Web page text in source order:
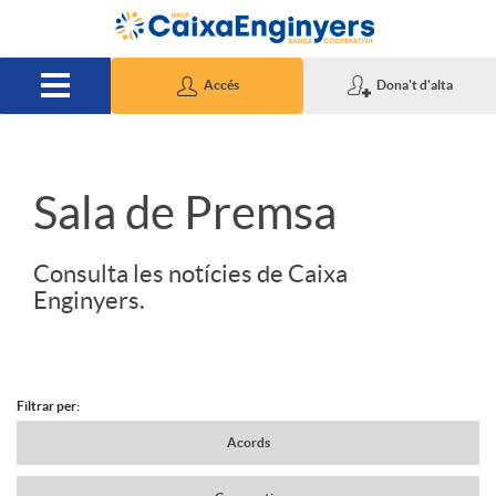
Salta al contingut principal
Accés Dona't d'alta
S
d
Sala de Premsa
Consulta les notícies de Caixa
Enginyers.
N
Filtrar per:
Acords